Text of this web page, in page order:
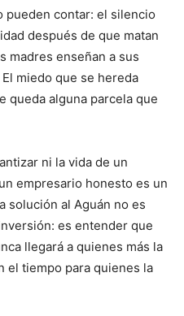
pueden contar: el silencio
después de que matan
madres enseñan a sus
miedo que se hereda
queda alguna parcela que
ni la vida de un
empresario honesto es un
solución al Aguán no es
es entender que
llegará a quienes más la
el tiempo para quienes la